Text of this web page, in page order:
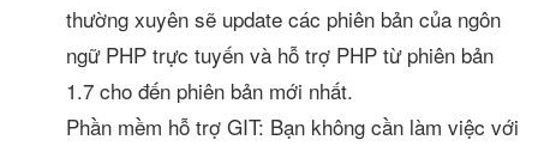
thường xuyên sẽ update các phiên bản của ngôn
ngữ PHP trực tuyến và hỗ trợ PHP từ phiên bản
1.7 cho đến phiên bản mới nhất.
Phần mềm hỗ trợ GIT: Bạn không cần làm việc với